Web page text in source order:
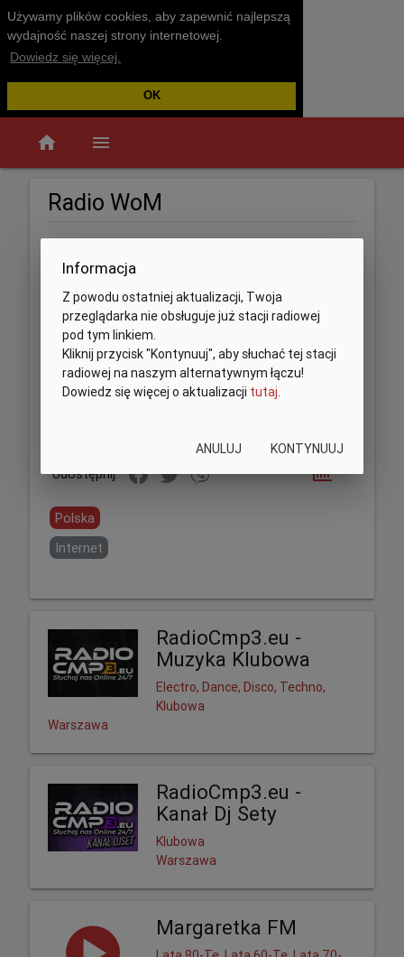
Używamy plików cookies, aby zapewnić najlepszą
wydajność naszej strony internetowej.
Dowiedz się więcej.
OK
home menu
Radio WoM
Udostępnij:
Informacja
Z powodu ostatniej aktualizacji, Twoja
przeglądarka nie obsługuje już stacji radiowej
pod tym linkiem.
Kliknij przycisk "Kontynuuj", aby słuchać tej stacji
radiowej na naszym alternatywnym łączu!
Dowiedz się więcej o aktualizacji tutaj.
ANULUJ KONTYNUUJ
Polska
Internet
RadioCmp3.eu -
Muzyka Klubowa
Electro, Dance, Disco, Techno,
Klubowa
Warszawa
RadioCmp3.eu -
Kanał Dj Sety
Klubowa
Warszawa
Margaretka FM